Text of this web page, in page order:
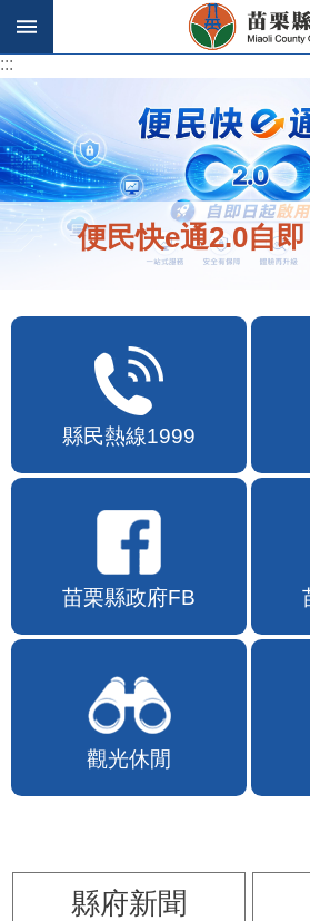
跳到主要內容區塊
:::
:::
便民快e通2.0自
縣民熱線1999
苗栗縣政府FB
觀光休閒
縣府新聞